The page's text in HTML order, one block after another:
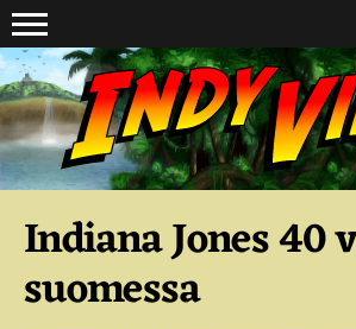
Suoraan sisältöön
Indiana Jones 40
suomessa